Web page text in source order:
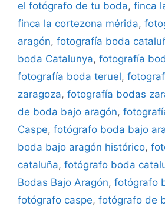
el fotógrafo de tu boda, finca
finca la cortezona mérida,
aragón, fotografía boda
boda Catalunya, fotografía
fotografía boda teruel,
zaragoza, fotografía bodas
de boda bajo aragón,
Caspe, fotógrafo boda bajo
boda bajo aragón histórico,
cataluña, fotógrafo boda
Bodas Bajo Aragón, fotógrafo
fotógrafo caspe, fotógrafo de